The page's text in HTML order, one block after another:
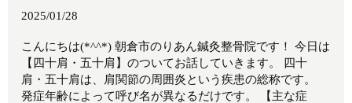
2025/01/28
こんにちは(*^^*) 朝倉市のりあん鍼灸整骨院です！ 今日は
【四十肩・五十肩】のついてお話していきます。 四十
肩・五十肩は、肩関節の周囲炎という疾患の総称です。
発症年齢によって呼び名が異なるだけです。 【主な症